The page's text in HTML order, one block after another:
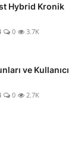
Hybrid Kronik
0 3.7K
ve Kullanıcı
0 2.7K